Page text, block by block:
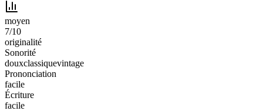
moyen
7/10
originalité
Sonorité
douxclassiquevintage
Prononciation
facile
Écriture
facile